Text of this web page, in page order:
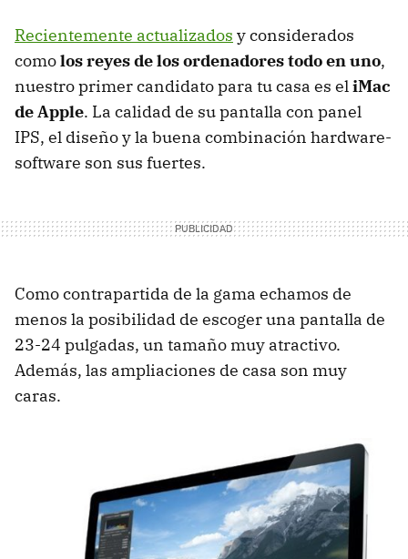
Recientemente actualizados y considerados
comolos reyes de los ordenadores todo en uno,
nuestro primer candidato para tu casa es eliMac
de Apple. La calidad de su pantalla con panel
IPS, el diseño y la buena combinación hardware-
software son sus fuertes.
Como contrapartida de la gama echamos de
menos la posibilidad de escoger una pantalla de
23-24 pulgadas, un tamaño muy atractivo.
Además, las ampliaciones de casa son muy
caras.